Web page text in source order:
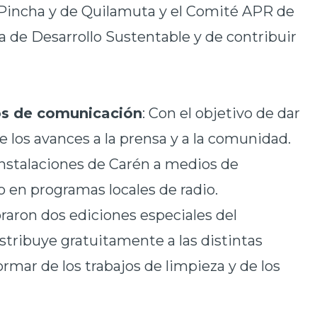
y de Quilamuta y el Comité APR de
de Desarrollo Sustentable y de contribuir
de comunicación: Con el objetivo de dar
avances a la prensa y a la comunidad.
de Carén a medios de
programas locales de radio.
dos ediciones especiales del
gratuitamente a las distintas
de los trabajos de limpieza y de los